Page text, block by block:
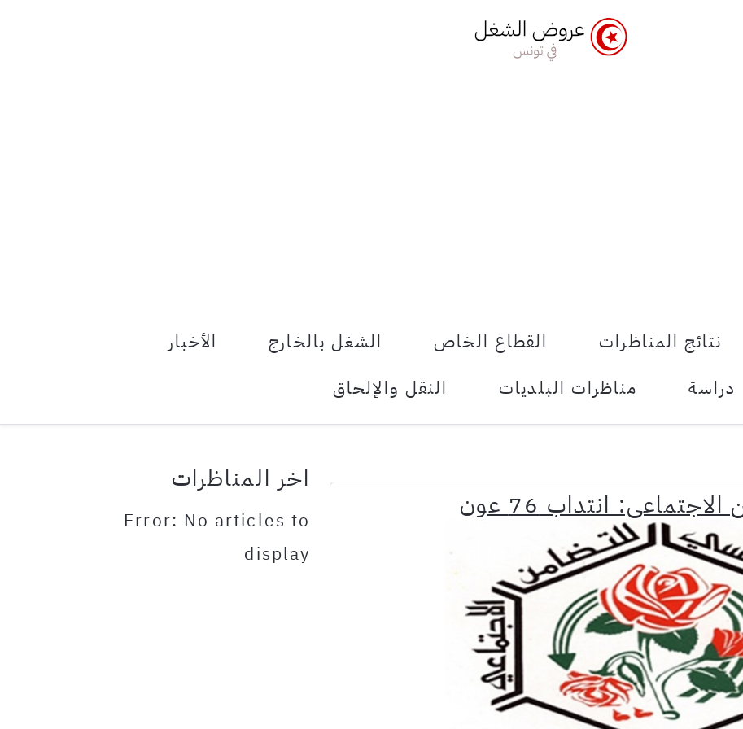
نتائج المناظرات القطاع الخاص الشغل بالخارج
الأخبار
دراسة
مناظرات البلديات النقل والإلحاق
انتداب 76 عون
اخر المناظرات
Error: No articles to
display